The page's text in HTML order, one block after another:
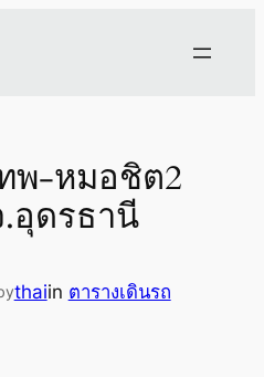
พ-หมอชิต2
.อุดรธานี
thaiin ตารางเดินรถ